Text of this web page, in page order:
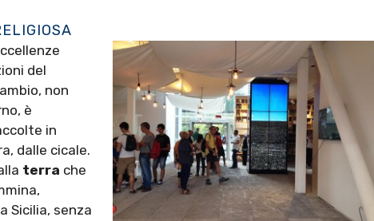
del
non
è
in
dalle cicale.
terra che
Sicilia, senza